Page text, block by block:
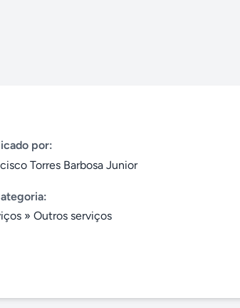
por:
Torres Barbosa Junior
» Outros serviços